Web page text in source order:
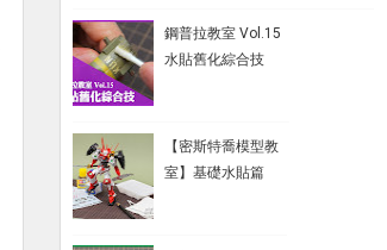
鋼普拉教室 Vol.15
水貼舊化綜合技
【密斯特喬模型教
室】基礎水貼篇